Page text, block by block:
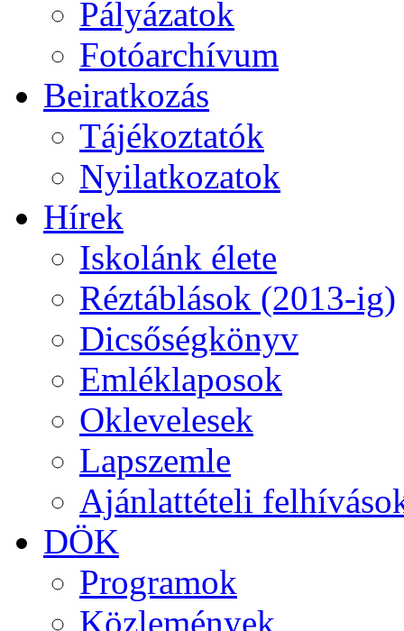
Pályázatok
Fotóarchívum
Beiratkozás
Tájékoztatók
Nyilatkozatok
Hírek
Iskolánk élete
Réztáblások (2013-ig)
Dicsőségkönyv
Emléklaposok
Oklevelesek
Lapszemle
Ajánlattételi
DÖK
Programok
Közlemények